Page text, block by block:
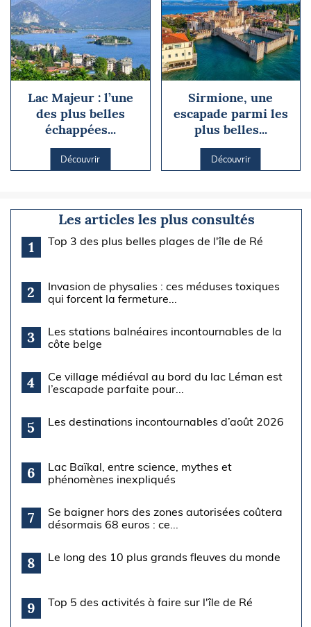
Lac Majeur : l’une
des plus belles
échappées...
Découvrir
Sirmione, une
escapade parmi les
plus belles...
Découvrir
Les articles les plus consultés
1
Top 3 des plus belles plages de l'île de Ré
2
Invasion de physalies : ces méduses toxiques
qui forcent la fermeture...
3
Les stations balnéaires incontournables de la
côte belge
4
Ce village médiéval au bord du lac Léman est
l’escapade parfaite pour...
5 Les destinations incontournables d’août 2026
6
Lac Baïkal, entre science, mythes et
phénomènes inexpliqués
7
Se baigner hors des zones autorisées coûtera
désormais 68 euros : ce...
8 Le long des 10 plus grands fleuves du monde
9 Top 5 des activités à faire sur l'île de Ré